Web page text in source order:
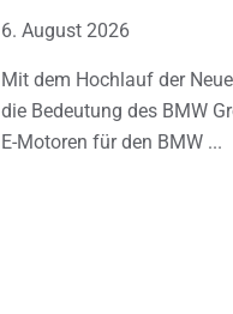
6. August 2026
Mit dem Hochlauf der
die Bedeutung des BMW
E-Motoren für den BMW